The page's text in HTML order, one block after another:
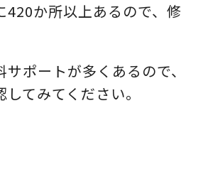
420か所以上あるので、修
ポートが多くあるので、
てみてください。